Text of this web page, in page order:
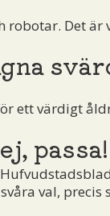
robotar. Det
ett värdigt
passa!
val, precis